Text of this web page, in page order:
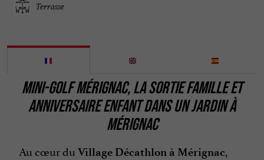
Terrasse
MINI-GOLF MÉRIGNAC, LA SORTIE FAMILLE ET
ANNIVERSAIRE ENFANT DANS UN JARDIN À
MÉRIGNAC
Au cœur du Village Décathlon à Mérignac,